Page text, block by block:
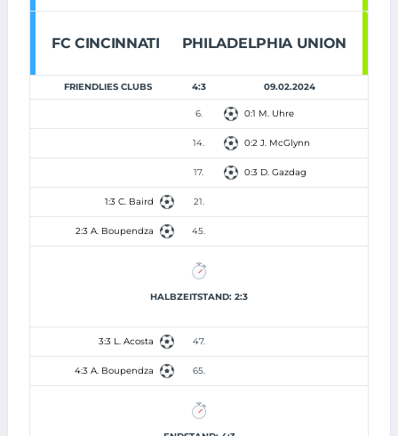
FC CINCINNATI PHILADELPHIA UNION
FRIENDLIES CLUBS 4:3 09.02.2024
6. 0:1 M. Uhre
14. 0:2 J. McGlynn
17. 0:3 D. Gazdag
1:3 C. Baird 21.
2:3 A. Boupendza 45.
HALBZEITSTAND: 2:3
3:3 L. Acosta 47.
4:3 A. Boupendza 65.